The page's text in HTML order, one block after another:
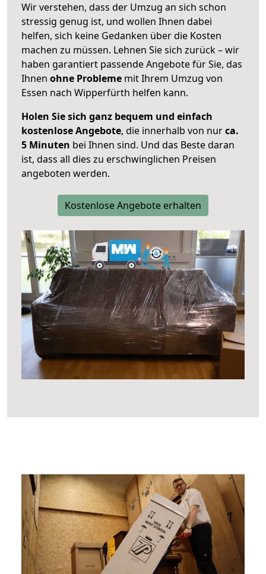
Wir verstehen, dass der Umzug an sich schon
stressig genug ist, und wollen Ihnen dabei
helfen, sich keine Gedanken über die Kosten
machen zu müssen. Lehnen Sie sich zurück – wir
haben garantiert passende Angebote für Sie, das
Ihnen ohne Probleme mit Ihrem Umzug von
Essen nach Wipperfürth helfen kann.
Holen Sie sich ganz bequem und einfach
kostenlose Angebote, die innerhalb von nurca.
5 Minuten bei Ihnen sind. Und das Beste daran
ist, dass all dies zu erschwinglichen Preisen
angeboten werden.
Kostenlose Angebote erhalten